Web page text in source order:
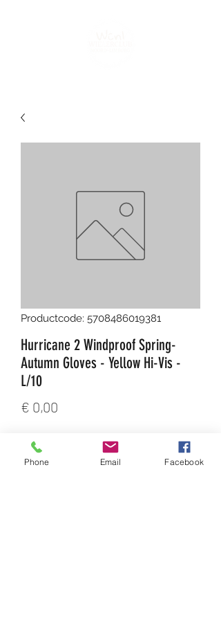
Productcode: 5708486019381
Hurricane 2 Windproof Spring-
Autumn Gloves - Yellow Hi-Vis -
L/10
€ 0,00
Aantal
Phone Email Facebook